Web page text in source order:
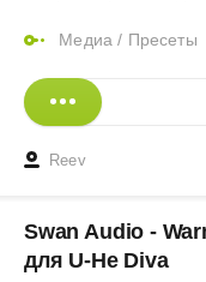
Медиа / Пресеты
Reev
Swan Audio -
для U-He Diva